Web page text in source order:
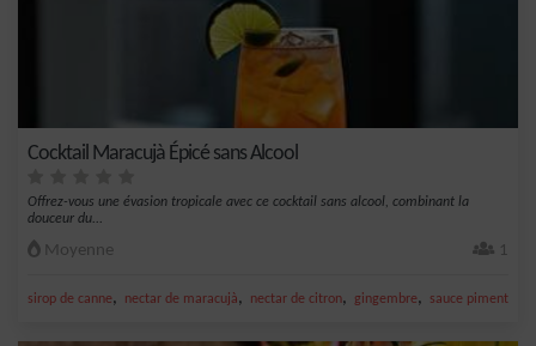
Cocktail Maracujà Épicé sans Alcool
Offrez-vous une évasion tropicale avec ce cocktail sans alcool, combinant la
douceur du...
Moyenne 1
sirop de canne, nectar de maracujà, nectar de citron, gingembre, sauce pimentée